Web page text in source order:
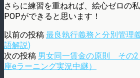
さらに練習を重ねれば、絵心ゼロの
POPができると思います！
以前の投稿 最良執行義務と分別管理
語解説)
次の投稿 男女同一賃金の原則 その
座eラーニング実況中継）